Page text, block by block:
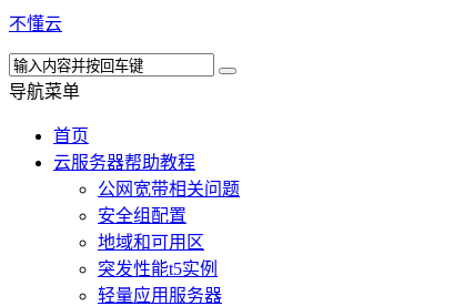
不懂云
导航菜单
首页
云服务器帮助教程
公网宽带相关问题
安全组配置
地域和可用区
突发性能t5实例
轻量应用服务器